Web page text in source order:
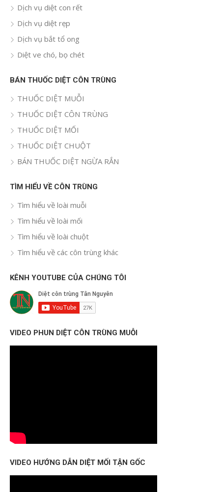
Dịch vụ diệt con rết
Dịch vụ diệt rẹp
Dịch vụ bắt tổ ong
Diệt ve chó, bọ chét
BÁN THUỐC DIỆT CÔN TRÙNG
THUỐC DIỆT MUỖI
THUỐC DIỆT CÔN TRÙNG
THUỐC DIỆT MỐI
THUỐC DIỆT CHUỘT
BÁN THUỐC DIỆT NGỪA RẮN
TÌM HIỂU VỀ CÔN TRÙNG
Tìm hiểu về loài muỗi
Tìm hiểu về loài mối
Tìm hiểu về loài chuột
Tìm hiểu về các côn trùng khác
KÊNH YOUTUBE CỦA CHÚNG TÔI
VIDEO PHUN DIỆT CÔN TRÙNG MUỖI
VIDEO HƯỚNG DẪN DIỆT MỐI TẬN GỐC